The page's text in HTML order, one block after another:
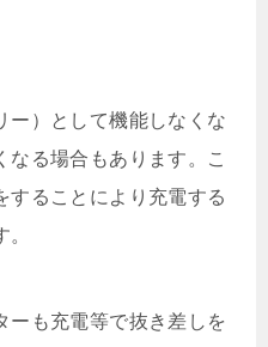
ー）として機能しなくな
なる場合もあります。こ
することにより充電する
ーも充電等で抜き差しを